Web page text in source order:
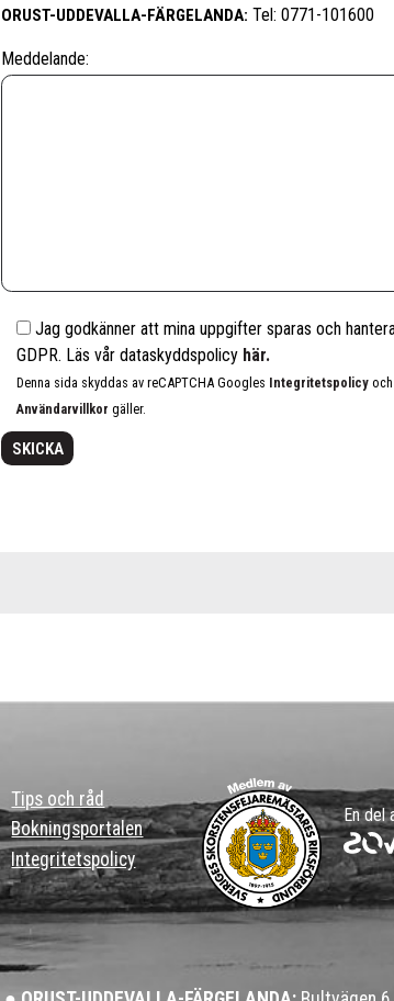
ORUST-UDDEVALLA-FÄRGELANDA: Tel: 0771-101600
Meddelande:
Jag godkänner att mina uppgifter sparas och
GDPR. Läs vår dataskyddspolicy här.
Denna sida skyddas av reCAPTCHA Googles Integritetspolicy och
Användarvillkor gäller.
Tips och råd
Bokningsportalen
Integritetspolicy
En del